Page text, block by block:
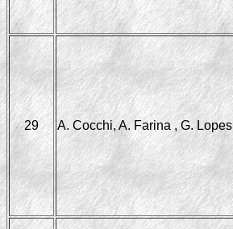
29 A. Cocchi, A. Farina , G. Lopes